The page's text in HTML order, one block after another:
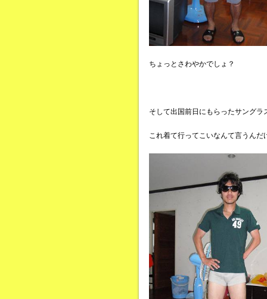
ちょっとさわやかでしょ？
そして出国前日にもらったサングラ
これ着て行ってこいなんて言うん